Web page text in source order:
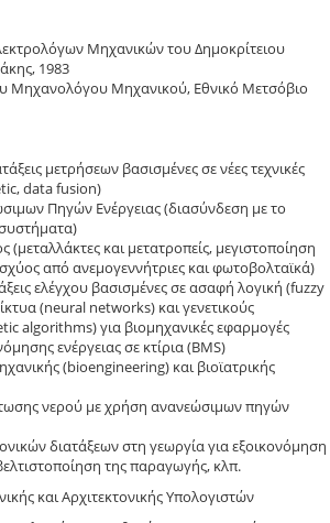
Μηχανικών του Δημοκρίτειου
1983
Μηχανολόγου Μηχανικού, Εθνικό Μετσόβιο
μετρήσεων βασισμένες σε νέες τεχνικές
data fusion)
Πηγών Ενέργειας (διασύνδεση με το
(μεταλλάκτες και μετατροπείς, μεγιστοποίηση
από ανεμογεννήτριες και φωτοβολταϊκά)
ελέγχου βασισμένες σε ασαφή λογική (fuzzy
(neural networks) και γενετικούς
algorithms) για βιομηχανικές εφαρμογές
ενέργειας σε κτίρια (BMS)
(bioengineering) και βιοϊατρικής
νερού με χρήση ανανεώσιμων πηγών
διατάξεων στη γεωργία για εξοικονόμηση
της παραγωγής, κλπ.
και Αρχιτεκτονικής Υπολογιστών